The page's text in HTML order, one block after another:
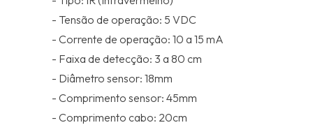
- Tensão de operação: 5 VDC
- Corrente de operação: 10 a 15 mA
- Faixa de detecção: 3 a 80 cm
- Diâmetro sensor: 18mm
- Comprimento sensor: 45mm
- Comprimento cabo: 20cm